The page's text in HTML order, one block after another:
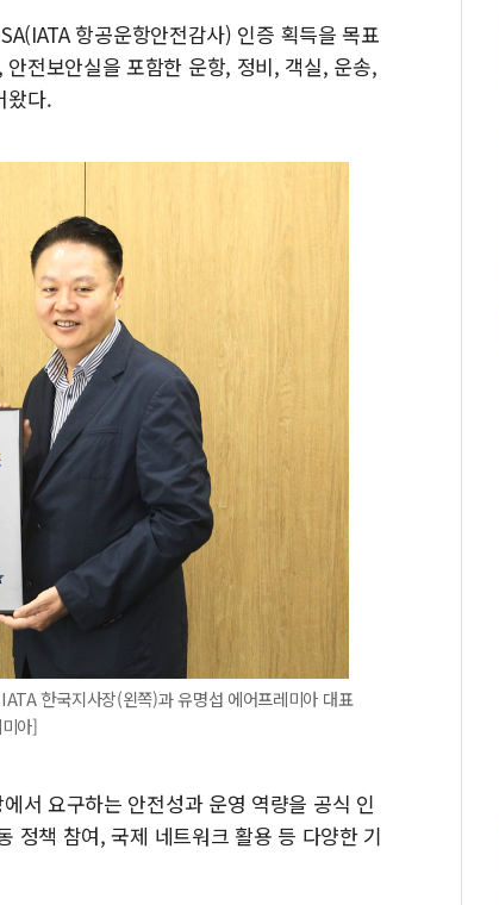
항공운항안전감사) 인증 획득을 목표
전보안실을 포함한 운항, 정비, 객실, 운송,
왔다.
한국지사장(왼쪽)과 유명섭 에어프레미아 대표
아]
서 요구하는 안전성과 운영 역량을 공식 인
정책 참여, 국제 네트워크 활용 등 다양한 기